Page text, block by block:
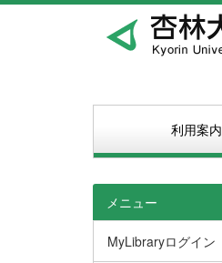
利用案内
メニュー
MyLibraryログイン